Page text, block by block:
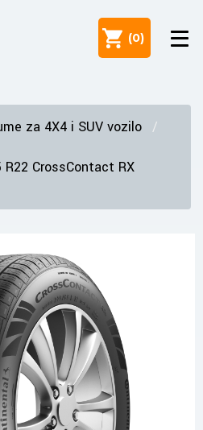
(0)
za 4X4 i SUV vozilo
R22 CrossContact RX